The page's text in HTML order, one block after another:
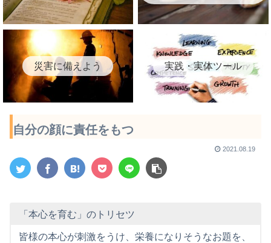
災害に備えよう 実践・実体ツール
自分の顔に責任をもつ
2021.08.19
「本心を育む」のトリセツ
皆様の本心が刺激をうけ、栄養になりそうなお題を、